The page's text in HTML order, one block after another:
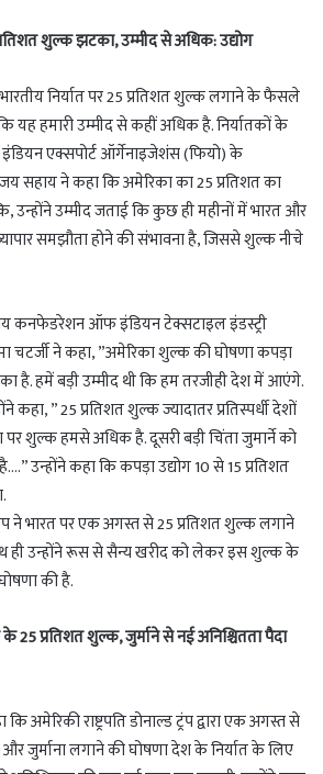
शुल्क झटका, उम्मीद से अधिक: उद्योग
निर्यात पर 25 प्रतिशत शुल्क लगाने के फैसले
यह हमारी उम्मीद से कहीं अधिक है. निर्यातकों के
एक्सपोर्ट ऑर्गेनाइजेशंस (फियो) के
सहाय ने कहा कि अमेरिका का 25 प्रतिशत का
उन्होंने उम्मीद जताई कि कुछ ही महीनों में भारत और
समझौता होने की संभावना है, जिससे शुल्क नीचे
कनफेडरेशन ऑफ इंडियन टेक्सटाइल इंडस्ट्री
चटर्जी ने कहा, ”अमेरिका शुल्क की घोषणा कपड़ा
है. हमें बड़ी उम्मीद थी कि हम तरजीही देश में आएंगे.
” 25 प्रतिशत शुल्क ज्यादातर प्रतिस्पर्धी देशों
शुल्क हमसे अधिक है. दूसरी बड़ी चिंता जुमार्ने को
उन्होंने कहा कि कपड़ा उद्योग 10 से 15 प्रतिशत
ट्रंप ने भारत पर एक अगस्त से 25 प्रतिशत शुल्क लगाने
ही उन्होंने रूस से सैन्य खरीद को लेकर इस शुल्क के
की है.
25 प्रतिशत शुल्क, जुर्माने से नई अनिश्चितता पैदा
अमेरिकी राष्ट्रपति डोनाल्ड ट्रंप द्वारा एक अगस्त से
जुर्माना लगाने की घोषणा देश के निर्यात के लिए